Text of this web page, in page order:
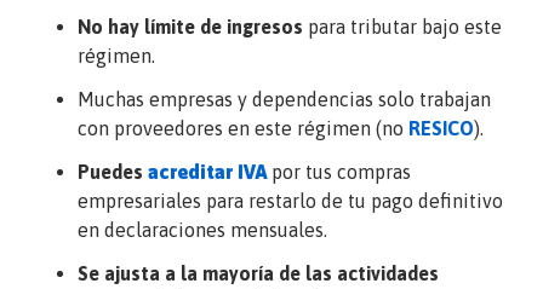
No hay límite de ingresos para tributar bajo este
régimen.
Muchas empresas y dependencias solo trabajan
con proveedores en este régimen (no RESICO).
Puedes acreditar IVA por tus compras
empresariales para restarlo de tu pago definitivo
en declaraciones mensuales.
Se ajusta a la mayoría de las actividades